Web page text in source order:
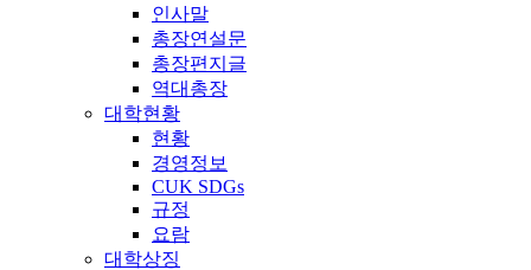
인사말
총장연설문
총장편지글
역대총장
대학현황
현황
경영정보
CUK SDGs
규정
요람
대학상징